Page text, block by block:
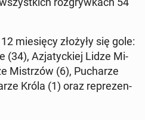
mie­się­cy złożyły się gole:
(34), Azja­tyc­kiej Lidze Mi­
Mi­strzów (6), Pu­cha­rze
Króla (1) oraz re­pre­zen­